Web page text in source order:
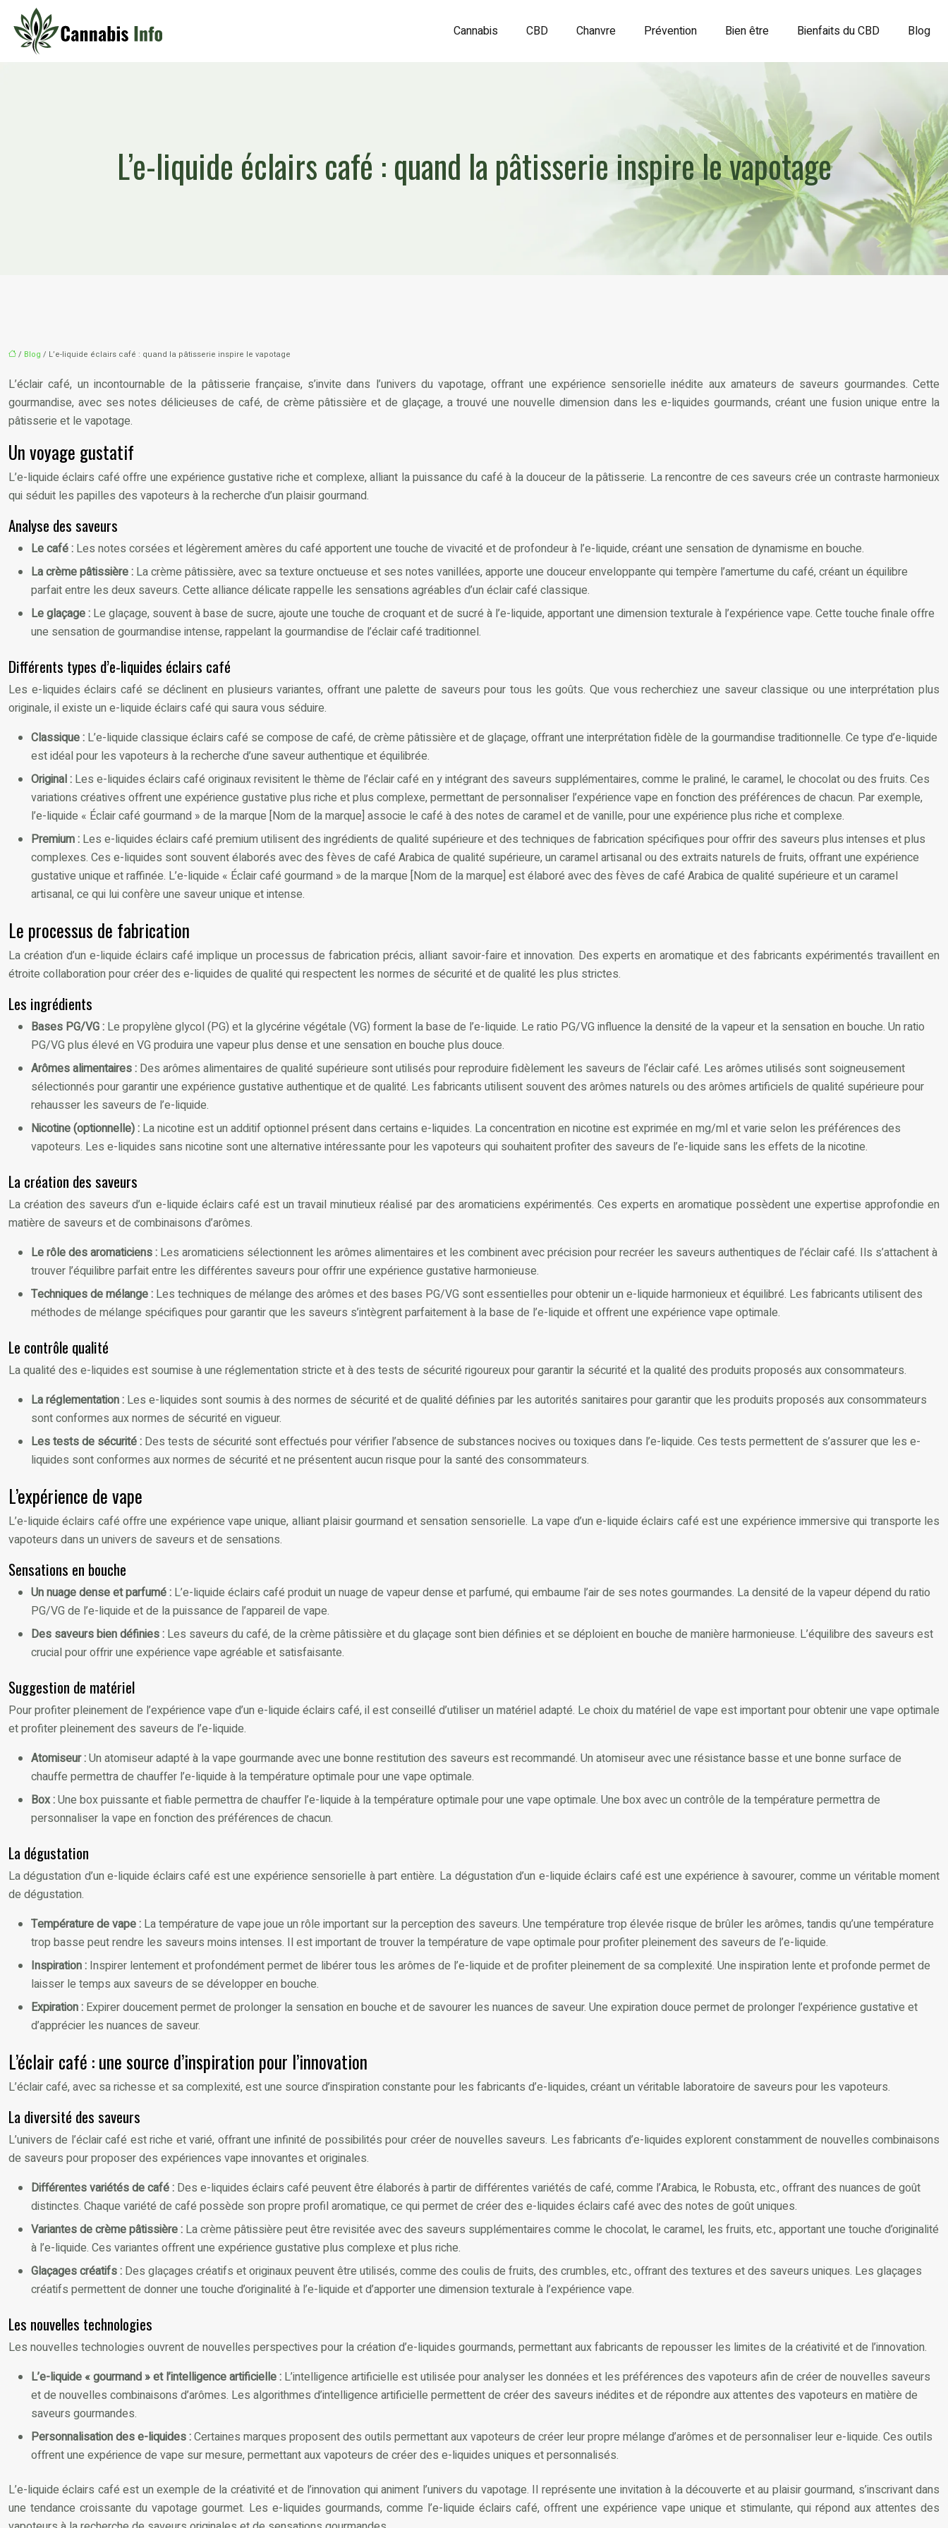
Cannabis CBD Chanvre Prévention Bien être Bienfaits du CBD Blog
L’e-liquide éclairs café : quand la pâtisserie inspire le vapotage
/ Blog / L’e-liquide éclairs café : quand la pâtisserie inspire le vapotage
L’éclair café, un incontournable de la pâtisserie française, s’invite dans l’univers du vapotage, offrant une expérience sensorielle inédite aux amateurs de saveurs gourmandes. Cette
gourmandise, avec ses notes délicieuses de café, de crème pâtissière et de glaçage, a trouvé une nouvelle dimension dans les e-liquides gourmands, créant une fusion unique entre la
pâtisserie et le vapotage.
Un voyage gustatif
L’e-liquide éclairs café offre une expérience gustative riche et complexe, alliant la puissance du café à la douceur de la pâtisserie. La rencontre de ces saveurs crée un contraste harmonieux
qui séduit les papilles des vapoteurs à la recherche d’un plaisir gourmand.
Analyse des saveurs
Le café : Les notes corsées et légèrement amères du café apportent une touche de vivacité et de profondeur à l’e-liquide, créant une sensation de dynamisme en bouche.
La crème pâtissière : La crème pâtissière, avec sa texture onctueuse et ses notes vanillées, apporte une douceur enveloppante qui tempère l’amertume du café, créant un équilibre
parfait entre les deux saveurs. Cette alliance délicate rappelle les sensations agréables d’un éclair café classique.
Le glaçage : Le glaçage, souvent à base de sucre, ajoute une touche de croquant et de sucré à l’e-liquide, apportant une dimension texturale à l’expérience vape. Cette touche finale offre
une sensation de gourmandise intense, rappelant la gourmandise de l’éclair café traditionnel.
Différents types d’e-liquides éclairs café
Les e-liquides éclairs café se déclinent en plusieurs variantes, offrant une palette de saveurs pour tous les goûts. Que vous recherchiez une saveur classique ou une interprétation plus
originale, il existe un e-liquide éclairs café qui saura vous séduire.
Classique : L’e-liquide classique éclairs café se compose de café, de crème pâtissière et de glaçage, offrant une interprétation fidèle de la gourmandise traditionnelle. Ce type d’e-liquide
est idéal pour les vapoteurs à la recherche d’une saveur authentique et équilibrée.
Original : Les e-liquides éclairs café originaux revisitent le thème de l’éclair café en y intégrant des saveurs supplémentaires, comme le praliné, le caramel, le chocolat ou des fruits. Ces
variations créatives offrent une expérience gustative plus riche et plus complexe, permettant de personnaliser l’expérience vape en fonction des préférences de chacun. Par exemple,
l’e-liquide « Éclair café gourmand » de la marque [Nom de la marque] associe le café à des notes de caramel et de vanille, pour une expérience plus riche et complexe.
Premium : Les e-liquides éclairs café premium utilisent des ingrédients de qualité supérieure et des techniques de fabrication spécifiques pour offrir des saveurs plus intenses et plus
complexes. Ces e-liquides sont souvent élaborés avec des fèves de café Arabica de qualité supérieure, un caramel artisanal ou des extraits naturels de fruits, offrant une expérience
gustative unique et raffinée. L’e-liquide « Éclair café gourmand » de la marque [Nom de la marque] est élaboré avec des fèves de café Arabica de qualité supérieure et un caramel
artisanal, ce qui lui confère une saveur unique et intense.
Le processus de fabrication
La création d’un e-liquide éclairs café implique un processus de fabrication précis, alliant savoir-faire et innovation. Des experts en aromatique et des fabricants expérimentés travaillent en
étroite collaboration pour créer des e-liquides de qualité qui respectent les normes de sécurité et de qualité les plus strictes.
Les ingrédients
Bases PG/VG : Le propylène glycol (PG) et la glycérine végétale (VG) forment la base de l’e-liquide. Le ratio PG/VG influence la densité de la vapeur et la sensation en bouche. Un ratio
PG/VG plus élevé en VG produira une vapeur plus dense et une sensation en bouche plus douce.
Arômes alimentaires : Des arômes alimentaires de qualité supérieure sont utilisés pour reproduire fidèlement les saveurs de l’éclair café. Les arômes utilisés sont soigneusement
sélectionnés pour garantir une expérience gustative authentique et de qualité. Les fabricants utilisent souvent des arômes naturels ou des arômes artificiels de qualité supérieure pour
rehausser les saveurs de l’e-liquide.
Nicotine (optionnelle) : La nicotine est un additif optionnel présent dans certains e-liquides. La concentration en nicotine est exprimée en mg/ml et varie selon les préférences des
vapoteurs. Les e-liquides sans nicotine sont une alternative intéressante pour les vapoteurs qui souhaitent profiter des saveurs de l’e-liquide sans les effets de la nicotine.
La création des saveurs
La création des saveurs d’un e-liquide éclairs café est un travail minutieux réalisé par des aromaticiens expérimentés. Ces experts en aromatique possèdent une expertise approfondie en
matière de saveurs et de combinaisons d’arômes.
Le rôle des aromaticiens : Les aromaticiens sélectionnent les arômes alimentaires et les combinent avec précision pour recréer les saveurs authentiques de l’éclair café. Ils s’attachent à
trouver l’équilibre parfait entre les différentes saveurs pour offrir une expérience gustative harmonieuse.
Techniques de mélange : Les techniques de mélange des arômes et des bases PG/VG sont essentielles pour obtenir un e-liquide harmonieux et équilibré. Les fabricants utilisent des
méthodes de mélange spécifiques pour garantir que les saveurs s’intègrent parfaitement à la base de l’e-liquide et offrent une expérience vape optimale.
Le contrôle qualité
La qualité des e-liquides est soumise à une réglementation stricte et à des tests de sécurité rigoureux pour garantir la sécurité et la qualité des produits proposés aux consommateurs.
La réglementation : Les e-liquides sont soumis à des normes de sécurité et de qualité définies par les autorités sanitaires pour garantir que les produits proposés aux consommateurs
sont conformes aux normes de sécurité en vigueur.
Les tests de sécurité : Des tests de sécurité sont effectués pour vérifier l’absence de substances nocives ou toxiques dans l’e-liquide. Ces tests permettent de s’assurer que les e-
liquides sont conformes aux normes de sécurité et ne présentent aucun risque pour la santé des consommateurs.
L’expérience de vape
L’e-liquide éclairs café offre une expérience vape unique, alliant plaisir gourmand et sensation sensorielle. La vape d’un e-liquide éclairs café est une expérience immersive qui transporte les
vapoteurs dans un univers de saveurs et de sensations.
Sensations en bouche
Un nuage dense et parfumé : L’e-liquide éclairs café produit un nuage de vapeur dense et parfumé, qui embaume l’air de ses notes gourmandes. La densité de la vapeur dépend du ratio
PG/VG de l’e-liquide et de la puissance de l’appareil de vape.
Des saveurs bien définies : Les saveurs du café, de la crème pâtissière et du glaçage sont bien définies et se déploient en bouche de manière harmonieuse. L’équilibre des saveurs est
crucial pour offrir une expérience vape agréable et satisfaisante.
Suggestion de matériel
Pour profiter pleinement de l’expérience vape d’un e-liquide éclairs café, il est conseillé d’utiliser un matériel adapté. Le choix du matériel de vape est important pour obtenir une vape optimale
et profiter pleinement des saveurs de l’e-liquide.
Atomiseur :Un atomiseur adapté à la vape gourmande avec une bonne restitution des saveurs est recommandé. Un atomiseur avec une résistance basse et une bonne surface de
chauffe permettra de chauffer l’e-liquide à la température optimale pour une vape optimale.
Box :Une box puissante et fiable permettra de chauffer l’e-liquide à la température optimale pour une vape optimale. Une box avec un contrôle de la température permettra de
personnaliser la vape en fonction des préférences de chacun.
La dégustation
La dégustation d’un e-liquide éclairs café est une expérience sensorielle à part entière. La dégustation d’un e-liquide éclairs café est une expérience à savourer, comme un véritable moment
de dégustation.
Température de vape : La température de vape joue un rôle important sur la perception des saveurs. Une température trop élevée risque de brûler les arômes, tandis qu’une température
trop basse peut rendre les saveurs moins intenses. Il est important de trouver la température de vape optimale pour profiter pleinement des saveurs de l’e-liquide.
Inspiration : Inspirer lentement et profondément permet de libérer tous les arômes de l’e-liquide et de profiter pleinement de sa complexité. Une inspiration lente et profonde permet de
laisser le temps aux saveurs de se développer en bouche.
Expiration : Expirer doucement permet de prolonger la sensation en bouche et de savourer les nuances de saveur. Une expiration douce permet de prolonger l’expérience gustative et
d’apprécier les nuances de saveur.
L’éclair café : une source d’inspiration pour l’innovation
L’éclair café, avec sa richesse et sa complexité, est une source d’inspiration constante pour les fabricants d’e-liquides, créant un véritable laboratoire de saveurs pour les vapoteurs.
La diversité des saveurs
L’univers de l’éclair café est riche et varié, offrant une infinité de possibilités pour créer de nouvelles saveurs. Les fabricants d’e-liquides explorent constamment de nouvelles combinaisons
de saveurs pour proposer des expériences vape innovantes et originales.
Différentes variétés de café : Des e-liquides éclairs café peuvent être élaborés à partir de différentes variétés de café, comme l’Arabica, le Robusta, etc., offrant des nuances de goût
distinctes. Chaque variété de café possède son propre profil aromatique, ce qui permet de créer des e-liquides éclairs café avec des notes de goût uniques.
Variantes de crème pâtissière : La crème pâtissière peut être revisitée avec des saveurs supplémentaires comme le chocolat, le caramel, les fruits, etc., apportant une touche d’originalité
à l’e-liquide. Ces variantes offrent une expérience gustative plus complexe et plus riche.
Glaçages créatifs : Des glaçages créatifs et originaux peuvent être utilisés, comme des coulis de fruits, des crumbles, etc., offrant des textures et des saveurs uniques. Les glaçages
créatifs permettent de donner une touche d’originalité à l’e-liquide et d’apporter une dimension texturale à l’expérience vape.
Les nouvelles technologies
Les nouvelles technologies ouvrent de nouvelles perspectives pour la création d’e-liquides gourmands, permettant aux fabricants de repousser les limites de la créativité et de l’innovation.
L’e-liquide « gourmand » et l’intelligence artificielle : L’intelligence artificielle est utilisée pour analyser les données et les préférences des vapoteurs afin de créer de nouvelles saveurs
et de nouvelles combinaisons d’arômes. Les algorithmes d’intelligence artificielle permettent de créer des saveurs inédites et de répondre aux attentes des vapoteurs en matière de
saveurs gourmandes.
Personnalisation des e-liquides :Certaines marques proposent des outils permettant aux vapoteurs de créer leur propre mélange d’arômes et de personnaliser leur e-liquide. Ces outils
offrent une expérience de vape sur mesure, permettant aux vapoteurs de créer des e-liquides uniques et personnalisés.
L’e-liquide éclairs café est un exemple de la créativité et de l’innovation qui animent l’univers du vapotage. Il représente une invitation à la découverte et au plaisir gourmand, s’inscrivant dans
une tendance croissante du vapotage gourmet. Les e-liquides gourmands, comme l’e-liquide éclairs café, offrent une expérience vape unique et stimulante, qui répond aux attentes des